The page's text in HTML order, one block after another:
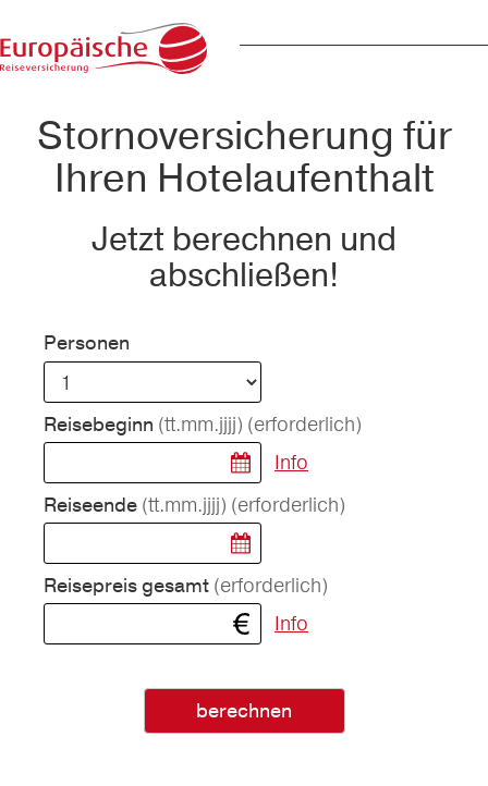
Stornoversicherung für
Ihren Hotelaufenthalt
Jetzt berechnen und
abschließen!
Personen
Reisebeginn (tt.mm.jjjj) (erforderlich)
Info
Reiseende (tt.mm.jjjj) (erforderlich)
Reisepreis gesamt (erforderlich)
Info
berechnen